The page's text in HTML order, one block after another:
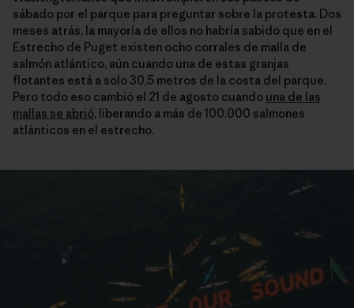
sábado por el parque para preguntar sobre la protesta. Dos
meses atrás, la mayoría de ellos no habría sabido que en el
Estrecho de Puget existen ocho corrales de malla de
salmón atlántico, aún cuando una de estas granjas
flotantes está a solo 30,5 metros de la costa del parque.
Pero todo eso cambió el 21 de agosto cuando una de las
mallas se abrió, liberando a más de 100.000 salmones
atlánticos en el estrecho.